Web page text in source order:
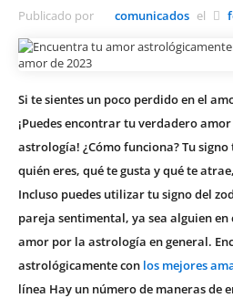
Publicado por comunicados el
Si te sientes un poco perdido en el
¡Puedes encontrar tu verdadero
astrología! ¿Cómo funciona? Tu
quién eres, qué te gusta y qué te
Incluso puedes utilizar tu signo del
pareja sentimental, ya sea alguien
amor por la astrología en general.
astrológicamente con los mejores
línea Hay un número de maneras de